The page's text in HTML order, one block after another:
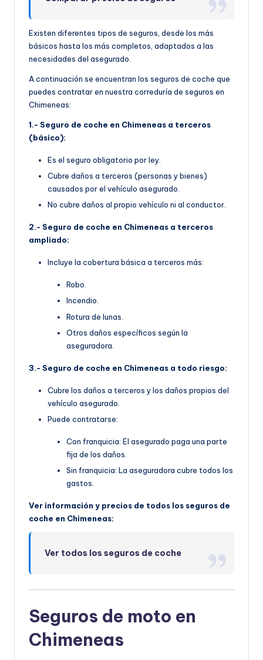
Existen diferentes tipos de seguros, desde los más
básicos hasta los más completos, adaptados a las
necesidades del asegurado.
A continuación se encuentran los seguros de coche que
puedes contratar en nuestra correduría de seguros en
Chimeneas:
1.- Seguro de coche en Chimeneas a terceros
(básico):
Es el seguro obligatorio por ley.
Cubre daños a terceros (personas y bienes)
causados por el vehículo asegurado.
No cubre daños al propio vehículo ni al conductor.
2.- Seguro de coche en Chimeneas a terceros
ampliado:
Incluye la cobertura básica a terceros más:
Robo.
Incendio.
Rotura de lunas.
Otros daños específicos según la
aseguradora.
3.- Seguro de coche en Chimeneas a todo riesgo:
Cubre los daños a terceros y los daños propios del
vehículo asegurado.
Puede contratarse:
Con franquicia: El asegurado paga una parte
fija de los daños.
Sin franquicia: La aseguradora cubre todos los
gastos.
Ver información y precios de todos los seguros de
coche en Chimeneas:
Ver todos los seguros de coche
Seguros de moto en
Chimeneas